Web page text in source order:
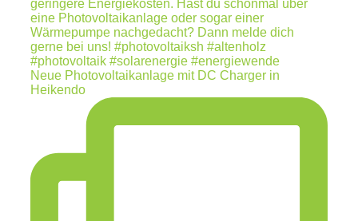
Neue Photovoltaikanlage mit DC Charger in
Heikendo